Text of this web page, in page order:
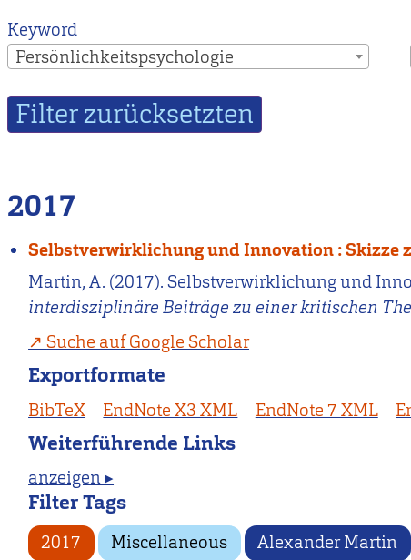
Keyword
Persönlichkeitspsychologie
2017
Selbstverwirklichung und Innovation : Skizze
Martin, A. (2017). Selbstverwirklichung und
interdisziplinäre Beiträge zu einer kritischen
Suche auf Google Scholar
Exportformate
BibTeX EndNote X3 XML EndNote 7 XML
Weiterführende Links
anzeigen ▸
Filter Tags
2017 Miscellaneous Alexander Martin